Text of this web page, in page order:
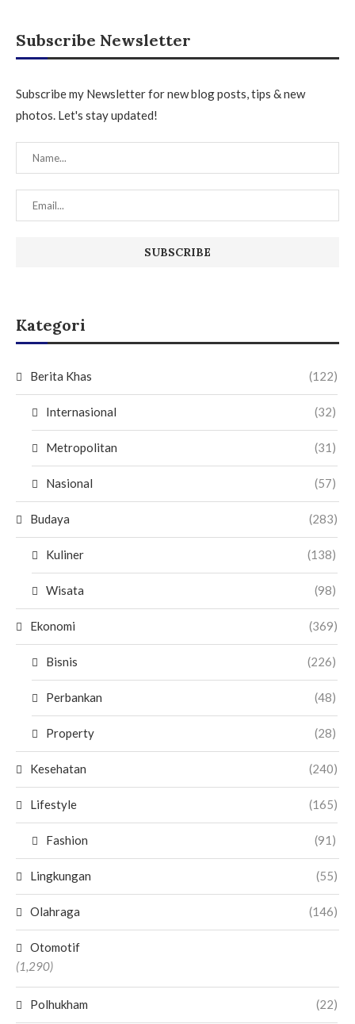
Subscribe Newsletter
Subscribe my Newsletter for new blog posts, tips & new
photos. Let's stay updated!
Kategori
Berita Khas (122)
Internasional (32)
Metropolitan (31)
Nasional (57)
Budaya (283)
Kuliner (138)
Wisata (98)
Ekonomi (369)
Bisnis (226)
Perbankan (48)
Property (28)
Kesehatan (240)
Lifestyle (165)
Fashion (91)
Lingkungan (55)
Olahraga (146)
Otomotif
(1,290)
Polhukham (22)